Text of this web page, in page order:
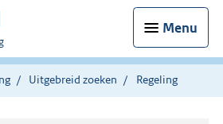
Menu
Uitgebreid zoeken Regeling